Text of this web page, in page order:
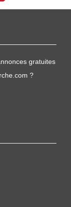
gratuites
?